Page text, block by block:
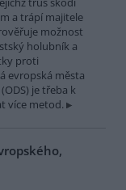
a trápí majitele
možnost
holubník a
proti
evropská města
je třeba k
více metod.